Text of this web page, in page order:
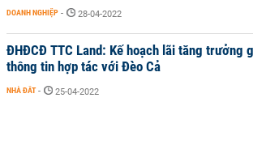
DOANH NGHIỆP - 28-04-2022
ĐHĐCĐ TTC Land: Kế hoạch lãi tăng trưởng
thông tin hợp tác với Đèo Cả
NHÀ ĐẤT - 25-04-2022